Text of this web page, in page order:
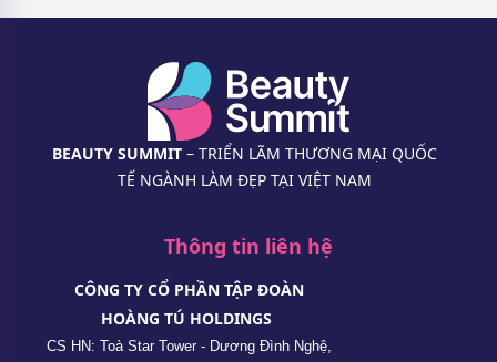
BEAUTY SUMMIT– TRIỂN LÃM THƯƠNG MẠI QUỐC
TẾ NGÀNH LÀM ĐẸP TẠI VIỆT NAM
Thông tin liên hệ
CÔNG TY CỔ PHẦN TẬP ĐOÀN
HOÀNG TÚ HOLDINGS
CS HN: Toà Star Tower - Dương Đình Nghệ,